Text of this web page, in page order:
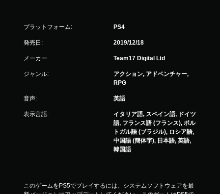
プラットフォーム: PS4
発売日: 2019/12/18
メーカー: Team17 Digital Ltd
ジャンル:
アクション, アドベンチャー,
RPG
音声: 英語
表示言語:
イタリア語, スペイン語, ドイツ
語, フランス語 (フランス), ポル
トガル語 (ブラジル), ロシア語,
中国語 (簡体字), 日本語, 英語,
韓国語
このゲームをPS5でプレイするには、システムソフトウェアを最